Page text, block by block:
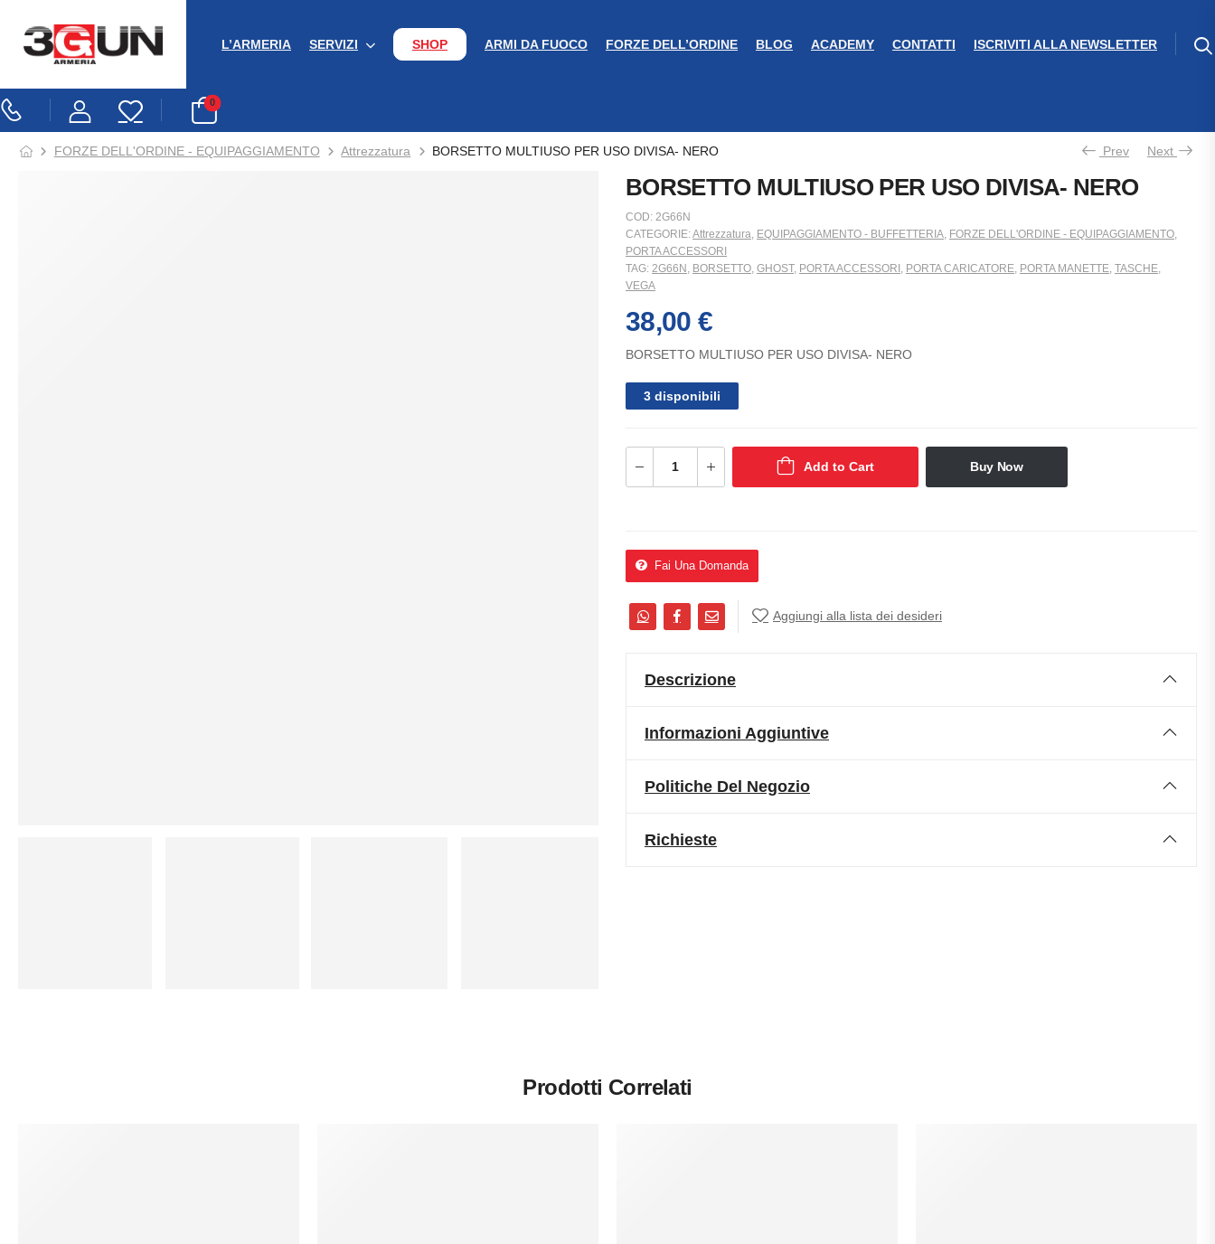
L’ARMERIA SERVIZI SHOP ARMI DA FUOCO FORZE DELL’ORDINE BLOG ACADEMY CONTATTI ISCRIVITI ALLA NEWSLETTER
0
FORZE DELL'ORDINE - EQUIPAGGIAMENTO Attrezzatura BORSETTO MULTIUSO PER USO DIVISA- NERO Prev Next
BORSETTO MULTIUSO PER USO DIVISA- NERO
COD: 2G66N
CATEGORIE:Attrezzatura EQUIPAGGIAMENTO - BUFFETTERIA FORZE DELL'ORDINE - EQUIPAGGIAMENTO
PORTA ACCESSORI
TAG: 2G66N BORSETTO GHOST, PORTA ACCESSORI PORTA CARICATORE PORTA MANETTE TASCHE
VEGA
38,00 €
BORSETTO MULTIUSO PER USO DIVISA- NERO
3 disponibili
Add to Cart Buy Now
Fai Una Domanda
Aggiungi alla lista dei desideri
Descrizione
Informazioni Aggiuntive
Politiche Del Negozio
Richieste
Prodotti Correlati